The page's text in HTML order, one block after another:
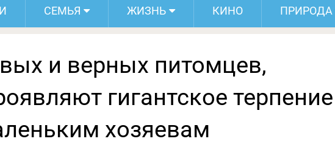
СЕМЬЯ ЖИЗНЬ КИНО ПРИРОДА
и верных питомцев,
гигантское терпение
хозяевам